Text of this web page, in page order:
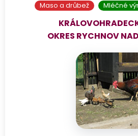
Maso a drůbež Mléčné
OKRES RYCHNOV